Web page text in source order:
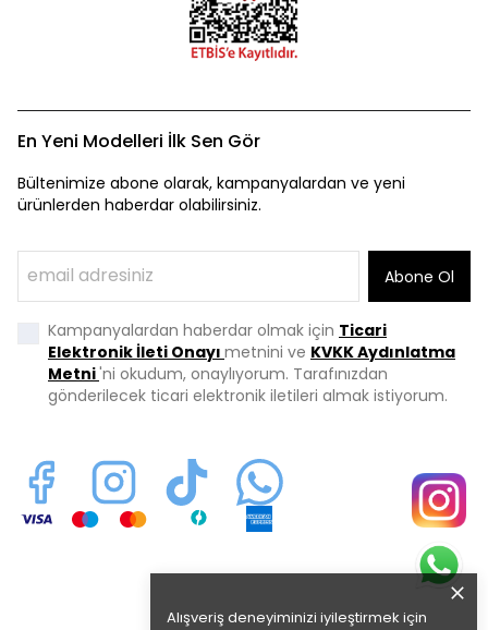
Alışveriş deneyiminizi iyileştirmek için
En Yeni Modelleri İlk Sen Gör
Bültenimize abone olarak, kampanyalardan ve yeni
ürünlerden haberdar olabilirsiniz.
Abone Ol
Kampanyalardan haberdar olmak için Ticari
Elektronik İleti Onayı metnini ve KVKK Aydınlatma
Metni'ni okudum, onaylıyorum. Tarafınızdan
gönderilecek ticari elektronik iletileri almak istiyorum.